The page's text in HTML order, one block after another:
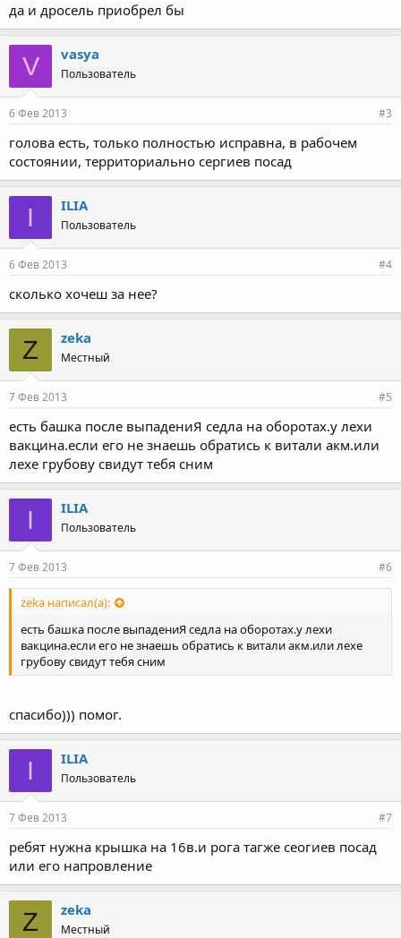
да и дросель приобрел бы
V vasya
Пользователь
6 Фев 2013 #3
голова есть, только полностью исправна, в рабочем
состоянии, территориально сергиев посад
I ILIA
Пользователь
6 Фев 2013 #4
сколько хочеш за нее?
Z zeka
Местный
7 Фев 2013 #5
есть башка после выпадениЯ седла на оборотах.у лехи
вакцина.если его не знаешь обратись к витали акм.или
лехе грубову свидут тебя сним
I ILIA
Пользователь
7 Фев 2013 #6
zeka написал(а):
есть башка после выпадениЯ седла на оборотах.у лехи
вакцина.если его не знаешь обратись к витали акм.или лехе
грубову свидут тебя сним
спасибо))) помог.
I ILIA
Пользователь
7 Фев 2013 #7
ребят нужна крышка на 16в.и рога тагже сеогиев посад
или его напровление
Z zeka
Местный